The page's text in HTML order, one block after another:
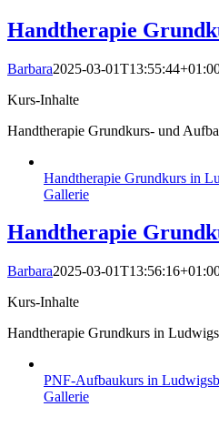
Handtherapie
Barbara2025-03-
Kurs-Inhalte
Handtherapie Grundkurs- und
Handtherapie Grundkurs in
Gallerie
Handtherapie
Barbara2025-03-
Kurs-Inhalte
Handtherapie Grundkurs in
PNF-Aufbaukurs in
Gallerie